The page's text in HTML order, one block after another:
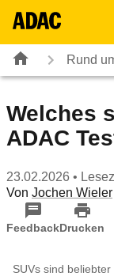
Rund
Welches
ADAC
23.02.2026 •
Von Jochen Wieler
FeedbackDrucken
SUVs sind